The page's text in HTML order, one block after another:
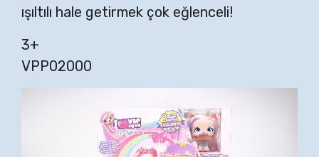
ışıltılı hale getirmek çok eğlenceli!
3+
VPP02000